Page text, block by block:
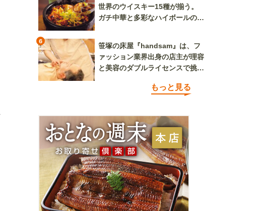
世界のウイスキー15種が揃う。
ガチ中華と多彩なハイボールの組
6
笹塚の床屋『handsam』は、フ
ァッション業界出身の店主が理容
と美容のダブルライセンスで挑む
もっと見る